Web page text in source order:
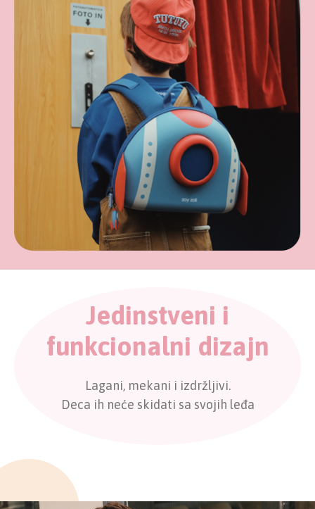
Jedinstveni i
funkcionalni dizajn
Lagani, mekani i izdržljivi.
Deca ih neće skidati sa svojih leđa